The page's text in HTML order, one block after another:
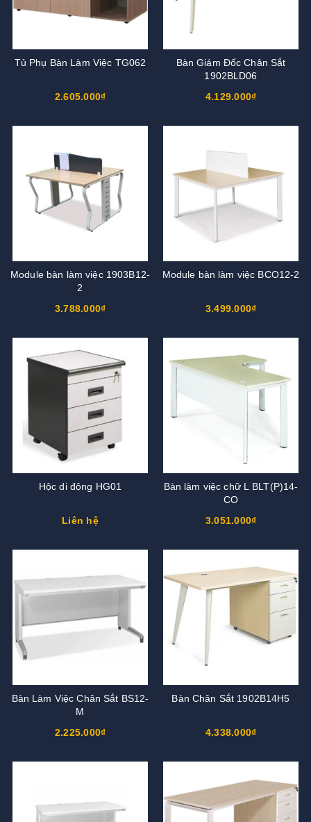
Tủ Phụ Bàn Làm Việc TG062
2.605.000₫
Bàn Giám Đốc Chân Sắt
1902BLD06
4.129.000₫
Module bàn làm việc 1903B12-
2
3.788.000₫
Module bàn làm việc BCO12-2
3.499.000₫
Hộc di động HG01
Liên hệ
Bàn làm việc chữ L BLT(P)14-
CO
3.051.000₫
Bàn Làm Việc Chân Sắt BS12-
M
2.225.000₫
Bàn Chân Sắt 1902B14H5
4.338.000₫